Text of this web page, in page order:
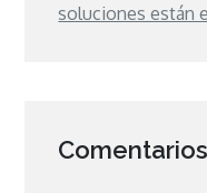
soluciones están